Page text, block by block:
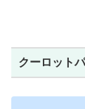
クーロット